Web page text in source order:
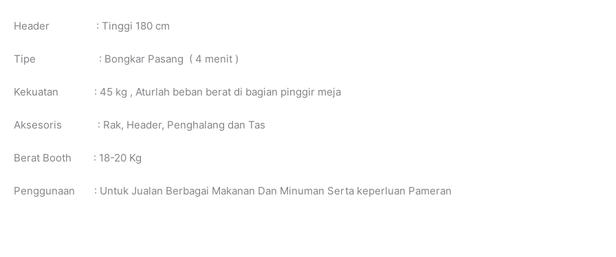
Header : Tinggi 180 cm
Tipe : Bongkar Pasang ( 4 menit )
Kekuatan : 45 kg , Aturlah beban berat di bagian pinggir meja
Aksesoris : Rak, Header, Penghalang dan Tas
Berat Booth : 18-20 Kg
Penggunaan : Untuk Jualan Berbagai Makanan Dan Minuman Serta keperluan Pameran